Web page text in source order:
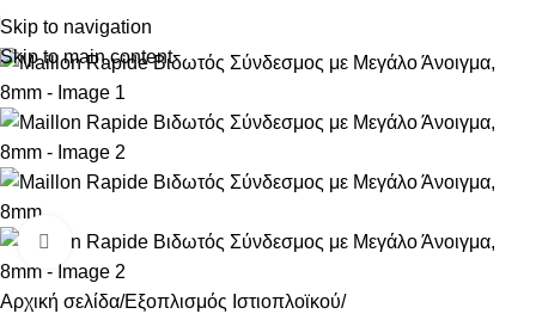
Skip to navigation
Skip to main content
Κάντε κλικ για μεγέθυνση
Αρχική σελίδα Εξοπλισμός Ιστιοπλοϊκού